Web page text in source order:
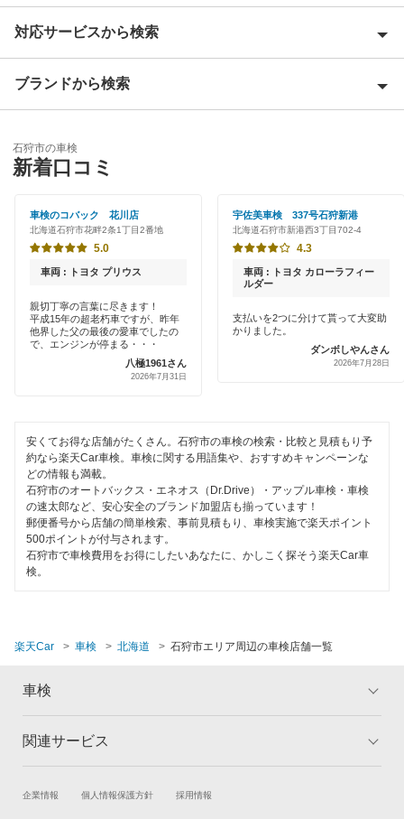
赤平市
旭川市
芦別市
網走郡
網走市
虻田郡
岩内郡
歌志内市
雨竜郡
恵庭市
江別市
河東郡
樺戸郡
対応サービスから検索
Award 受賞店
特典あり
クレジットカードOK
土日祝OK
代車あり
引取り・納車あり
EV車OK
120分以内の車検
1日車検
夜間受付
1級整備士在籍
ブランドから検索
アップル車検
オートバックス
出光リテール車検
アイックス車検
閉じる
石狩市の車検
新着口コミ
車検のコバック 花川店
北海道石狩市花畔2条1丁目2番地
5.0
車両 : トヨタ プリウス
親切丁寧の言葉に尽きます！
平成15年の超老朽車ですが、昨年
他界した父の最後の愛車でしたの
で、エンジンが停まる・・・
八極1961さん
2026年7月31日
宇佐美車検 337号石狩新港
北海道石狩市新港西3丁目702-4
4.3
車両 : トヨタ カローラフィー
ルダー
支払いを2つに分けて貰って大変助
かりました。
ダンボしやんさん
2026年7月28日
安くてお得な店舗がたくさん。石狩市の車検の検索・比較と見積もり予
約なら楽天Car車検。車検に関する用語集や、おすすめキャンペーンな
どの情報も満載。
石狩市のオートバックス・エネオス（Dr.Drive）・アップル車検・車検
の速太郎など、安心安全のブランド加盟店も揃っています！
郵便番号から店舗の簡単検索、事前見積もり、車検実施で楽天ポイント
500ポイントが付与されます。
石狩市で車検費用をお得にしたいあなたに、かしこく探そう楽天Car車
検。
楽天Car 車検 北海道 石狩市エリア周辺の車検店舗一覧
車検
トップ
車検の基礎知識 キャンペーン一覧
関連サービス
試乗・商談 新車購入
企業情報 個人情報保護方針 採用情報